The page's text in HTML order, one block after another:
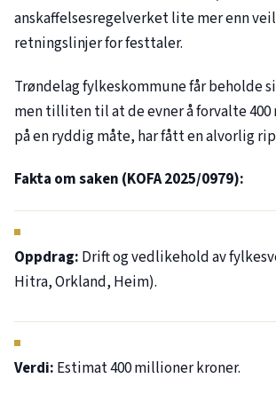
anskaffelsesregelverket lite mer enn
retningslinjer for festtaler.
Trøndelag fylkeskommune får beholde
men tilliten til at de evner å forvalte
på en ryddig måte, har fått en alvorlig
Fakta om saken (KOFA2025/0979):
Oppdrag: Drift og vedlikehold av
Hitra, Orkland, Heim).
Verdi: Estimat 400 millioner kroner.